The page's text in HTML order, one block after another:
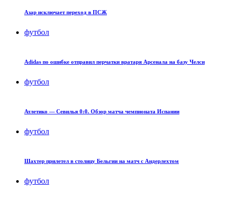
Азар исключает переход в ПСЖ
футбол
Adidas по ошибке отправил перчатки вратаря Арсенала на базу Челси
футбол
Атлетико — Севилья 0:0. Обзор матча чемпионата Испании
футбол
Шахтер прилетел в столицу Бельгии на матч с Андерлехтом
футбол